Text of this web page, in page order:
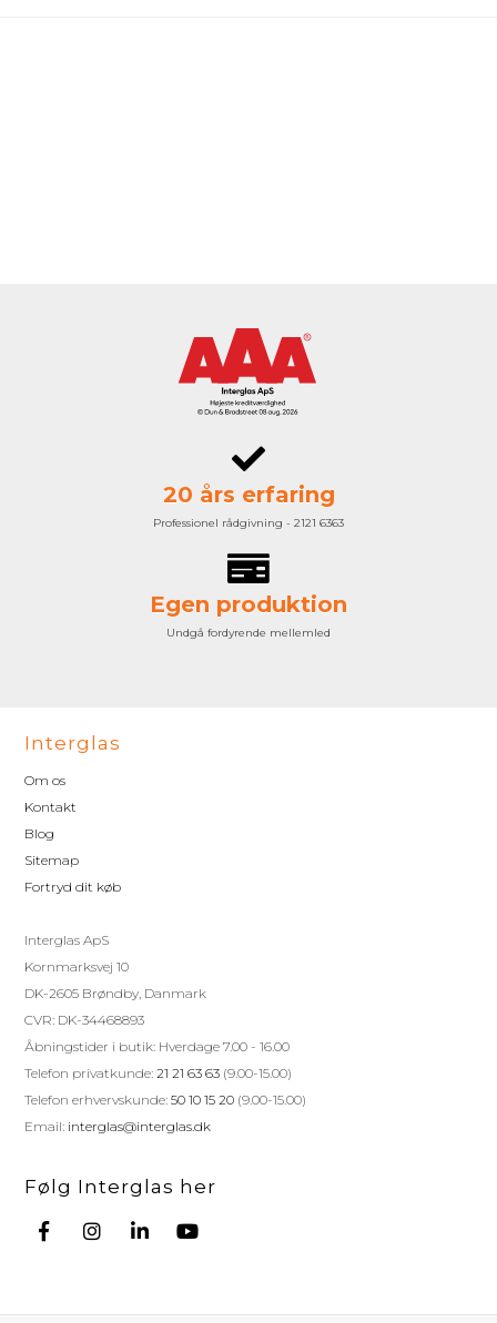
20 års erfaring
Professionel rådgivning - 2121 6363
Egen produktion
Undgå fordyrende mellemled
Interglas
Om os
Kontakt
Blog
Sitemap
Fortryd dit køb
Interglas ApS
Kornmarksvej 10
DK-2605 Brøndby, Danmark
CVR: DK-34468893
Åbningstider i butik: Hverdage 7.00 - 16.00
Telefon privatkunde:21 21 63 63 (9.00-15.00)
Telefon erhvervskunde:50 10 15 20 (9.00-15.00)
Email: interglas@interglas.dk
Følg Interglas her